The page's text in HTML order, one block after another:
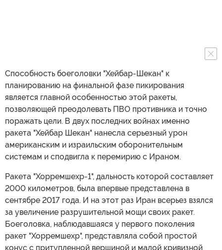
Способность боеголовки "Хейбар-Шекан" к
планированию на финальной фазе пикирования
является главной особенностью этой ракеты,
позволяющей преодолевать ПВО противника и точно
поражать цели. В двух последних войнах именно
ракета "Хейбар Шекан" нанесла серьезный урон
американским и израильским оборонительным
системам и сподвигла к перемирию с Ираном.
Ракета "Хорремшехр-1", дальность которой составляет
2000 километров, была впервые представлена в
сентябре 2017 года. И на этот раз Иран всерьез взялся
за увеличение разрушительной мощи своих ракет.
Боеголовка, наблюдавшаяся у первого поколения
ракет "Хорремшехр", представляла собой простой
конус с притупленной вершиной и малой кривизной